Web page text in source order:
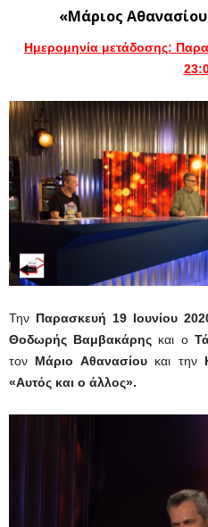
«Μάριος
Ημερομηνία μετάδοσης:
Την Παρασκευή 19 Ιουνίου
Θοδωρής Βαμβακάρης και ο
τον Μάριο Αθανασίουκαι την
«Αυτός και ο άλλος».